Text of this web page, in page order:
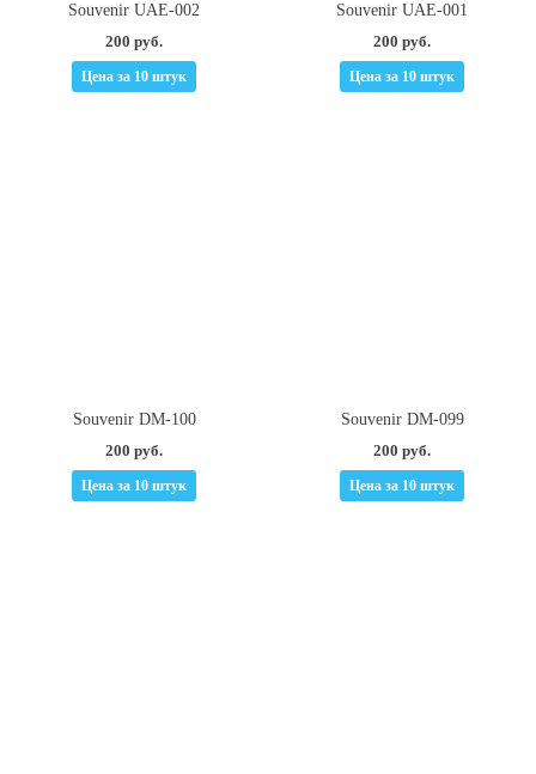
Souvenir UAE-002
200 руб.
Цена за 10 штук
Souvenir UAE-001
200 руб.
Цена за 10 штук
Souvenir DM-100
200 руб.
Цена за 10 штук
Souvenir DM-099
200 руб.
Цена за 10 штук